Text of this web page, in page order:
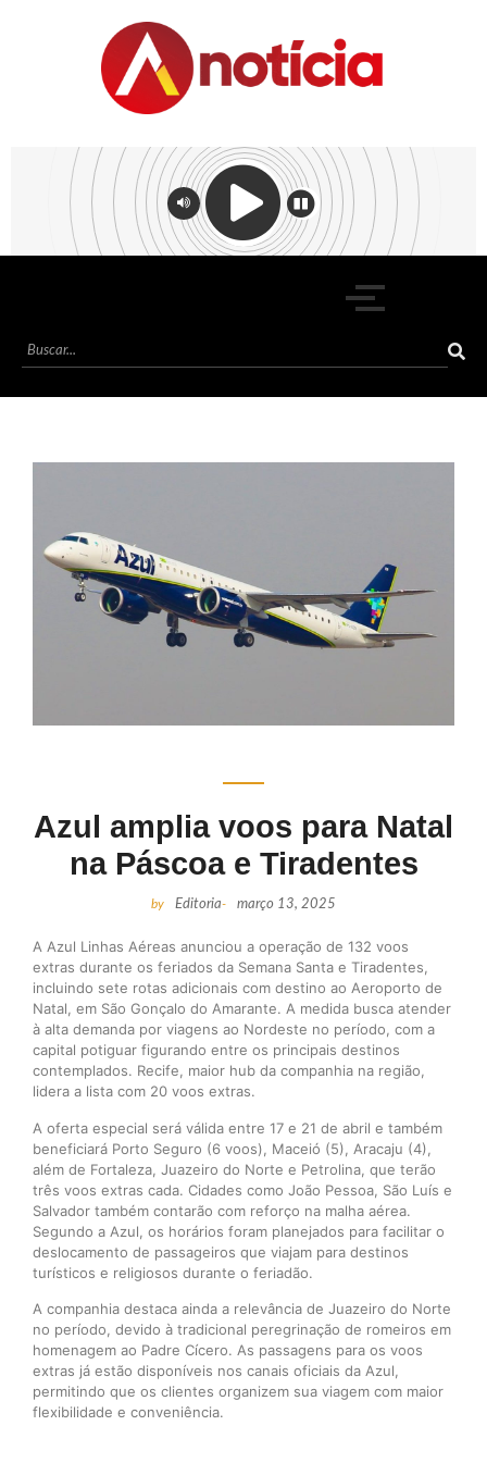
Azul amplia voos para Natal
na Páscoa e Tiradentes
by Editoria- março 13, 2025
A Azul Linhas Aéreas anunciou a operação de 132 voos
extras durante os feriados da Semana Santa e Tiradentes,
incluindo sete rotas adicionais com destino ao Aeroporto de
Natal, em São Gonçalo do Amarante. A medida busca atender
à alta demanda por viagens ao Nordeste no período, com a
capital potiguar figurando entre os principais destinos
contemplados. Recife, maior hub da companhia na região,
lidera a lista com 20 voos extras.
A oferta especial será válida entre 17 e 21 de abril e também
beneficiará Porto Seguro (6 voos), Maceió (5), Aracaju (4),
além de Fortaleza, Juazeiro do Norte e Petrolina, que terão
três voos extras cada. Cidades como João Pessoa, São Luís e
Salvador também contarão com reforço na malha aérea.
Segundo a Azul, os horários foram planejados para facilitar o
deslocamento de passageiros que viajam para destinos
turísticos e religiosos durante o feriadão.
A companhia destaca ainda a relevância de Juazeiro do Norte
no período, devido à tradicional peregrinação de romeiros em
homenagem ao Padre Cícero. As passagens para os voos
extras já estão disponíveis nos canais oficiais da Azul,
permitindo que os clientes organizem sua viagem com maior
flexibilidade e conveniência.